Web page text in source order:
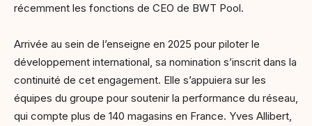
récemment les fonctions de CEO de BWT Pool.
Arrivée au sein de l’enseigne en 2025 pour piloter le
développement international, sa nomination s’inscrit dans la
continuité de cet engagement. Elle s’appuiera sur les
équipes du groupe pour soutenir la performance du réseau,
qui compte plus de 140 magasins en France. Yves Allibert,